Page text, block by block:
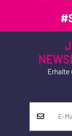
Erhalte